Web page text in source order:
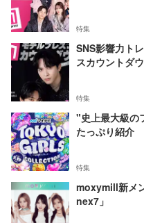
特集
SNS影響力ト
スカウントダウ
特集
"史上最大級の
たっぷり紹介
特集
moxymill新メ
nex7」